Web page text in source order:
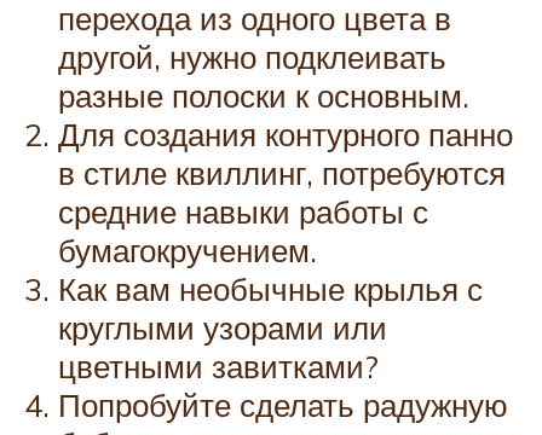
перехода из одного цвета в
другой, нужно подклеивать
разные полоски к основным.
Для создания контурного панно
в стиле квиллинг, потребуются
средние навыки работы с
бумагокручением.
Как вам необычные крылья с
круглыми узорами или
цветными завитками?
Попробуйте сделать радужную